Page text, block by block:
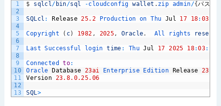
1
2
3
4
5
6
7
8
9
10
11
12
13
$ sqlcl/ bin/sql -cloudconfig wallet . zip admin/{パスワ
SQLcl : Release 25.2 Production on Thu Jul 17 18: 03
Copyright ( c) 1982 , 2025, Oracle. All rights
Last Successful login time : Thu Jul 17 2025 18:03:
Connected to:
Oracle
Database 23ai Enterprise Edition Release
Version 23.8.0.25.06
SQL>